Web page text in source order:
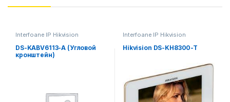
Interfoane IP Hikvision
DS-KABV6113-A (Угловой
кронштейн)
Interfoane IP Hikvision
Hikvision DS-KH8300-T